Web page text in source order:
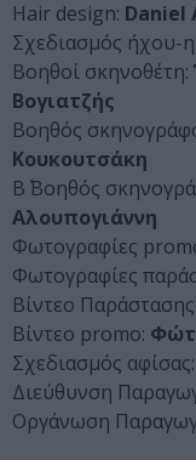
Hair design: Daniel
Σχεδιασμός ήχου-
Βοηθοί σκηνοθέτη:
Βογιατζής
Βοηθός
Κουκουτσάκη
Β΄ Βοηθός
Αλουπογιάννη
Φωτογραφίες
Φωτογραφίες
Βίντεο Παράστασης:
Βίντεο promo:
Σχεδιασμός αφίσας:
Διεύθυνση
Οργάνωση